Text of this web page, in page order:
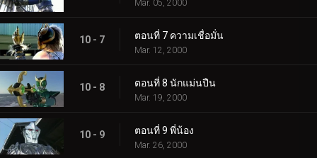
Mar. 05, 2000
10 - 7 ตอนที่ 7 ความเชื่อมั่น
Mar. 12, 2000
10 - 8 ตอนที่ 8 นักแม่นปืน
Mar. 19, 2000
10 - 9 ตอนที่ 9 พี่น้อง
Mar. 26, 2000